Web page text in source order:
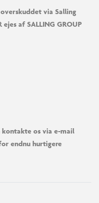
via Salling
af SALLING GROUP
os via e-mail
endnu hurtigere